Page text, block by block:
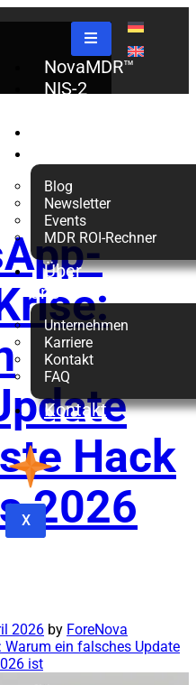
NovaMDR™
NIS-2
Blog
Newsletter
Events
MDR ROI-Rechner
Über
uns
Unternehmen
Karriere
Kontakt
FAQ
Kontakt
X
Hack
2026
2026 by ForeNova